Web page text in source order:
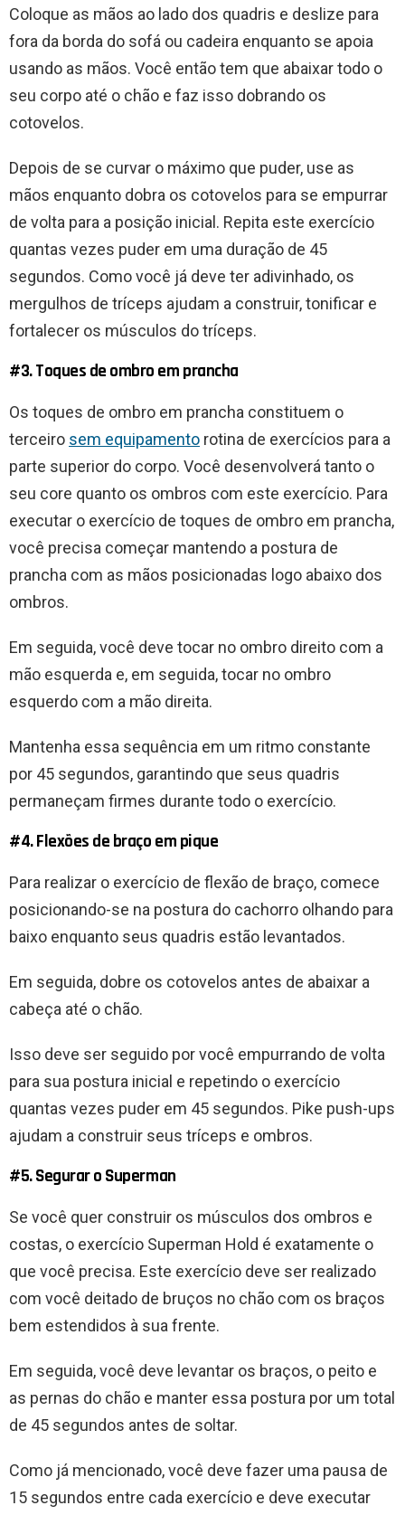
Coloque as mãos ao lado dos quadris e deslize para
fora da borda do sofá ou cadeira enquanto se apoia
usando as mãos. Você então tem que abaixar todo o
seu corpo até o chão e faz isso dobrando os
cotovelos.
Depois de se curvar o máximo que puder, use as
mãos enquanto dobra os cotovelos para se empurrar
de volta para a posição inicial. Repita este exercício
quantas vezes puder em uma duração de 45
segundos. Como você já deve ter adivinhado, os
mergulhos de tríceps ajudam a construir, tonificar e
fortalecer os músculos do tríceps.
#3. Toques de ombro em prancha
Os toques de ombro em prancha constituem o
terceiro sem equipamento rotina de exercícios para a
parte superior do corpo. Você desenvolverá tanto o
seu core quanto os ombros com este exercício. Para
executar o exercício de toques de ombro em prancha,
você precisa começar mantendo a postura de
prancha com as mãos posicionadas logo abaixo dos
ombros.
Em seguida, você deve tocar no ombro direito com a
mão esquerda e, em seguida, tocar no ombro
esquerdo com a mão direita.
Mantenha essa sequência em um ritmo constante
por 45 segundos, garantindo que seus quadris
permaneçam firmes durante todo o exercício.
#4. Flexões de braço em pique
Para realizar o exercício de flexão de braço, comece
posicionando-se na postura do cachorro olhando para
baixo enquanto seus quadris estão levantados.
Em seguida, dobre os cotovelos antes de abaixar a
cabeça até o chão.
Isso deve ser seguido por você empurrando de volta
para sua postura inicial e repetindo o exercício
quantas vezes puder em 45 segundos. Pike push-ups
ajudam a construir seus tríceps e ombros.
#5. Segurar o Superman
Se você quer construir os músculos dos ombros e
costas, o exercício Superman Hold é exatamente o
que você precisa. Este exercício deve ser realizado
com você deitado de bruços no chão com os braços
bem estendidos à sua frente.
Em seguida, você deve levantar os braços, o peito e
as pernas do chão e manter essa postura por um total
de 45 segundos antes de soltar.
Como já mencionado, você deve fazer uma pausa de
15 segundos entre cada exercício e deve executar